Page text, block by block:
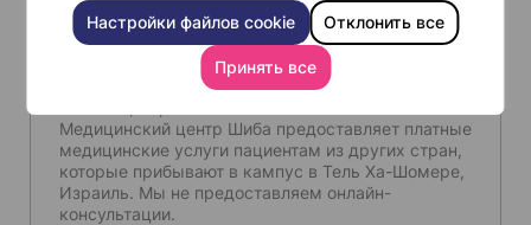
Настройки файлов cookie Отклонить все
Принять все
Отправляя эту форму, вы соглашаетесь на
использование вашей информации в
консультационных целях в соответствии
правилами обеспечения конфиденциальности
Медицинский центр Шиба предоставляет платные
медицинские услуги пациентам из других стран,
которые прибывают в кампус в Тель Ха-Шомере,
Израиль. Мы не предоставляем онлайн-
консультации.